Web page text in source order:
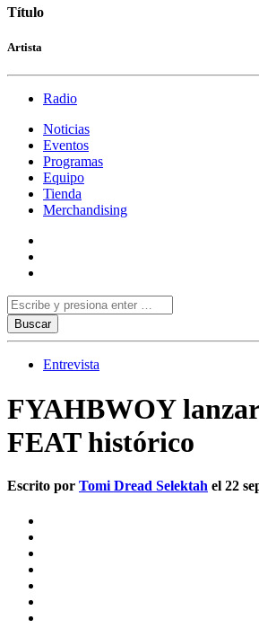
Título
Artista
Radio
Noticias
Eventos
Programas
Equipo
Tienda
Merchandising
Entrevista
FYAHBWOY
FEAT histórico
Escrito por Tomi Dread Selektah el 22